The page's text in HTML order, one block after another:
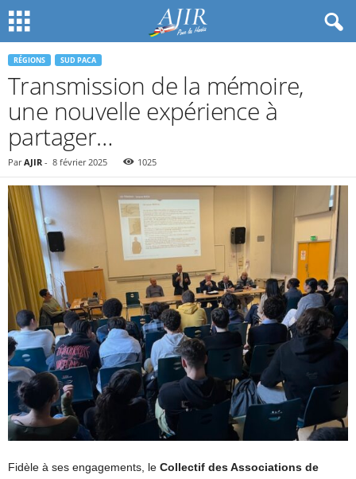
RÉGIONS SUD PACA
Transmission de la mémoire,
une nouvelle expérience à
partager…
Par AJIR - 8 février 2025 1025
Fidèle à ses engagements, le Collectif des Associations de